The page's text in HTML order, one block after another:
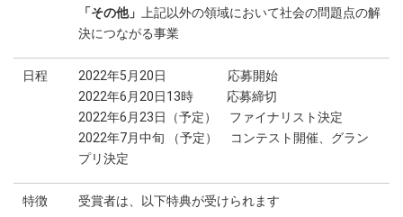
「その他」
上記以外の領域において社会の問題点の解
決につながる事業
日程
2022年5月20日 応募開始
2022年6月20日13時 応募締切
2022年6月23日（予定） ファイナリスト決定
2022年7月中旬 （予定） コンテスト開催、グラン
プリ決定
特徴 受賞者は、以下特典が受けられます